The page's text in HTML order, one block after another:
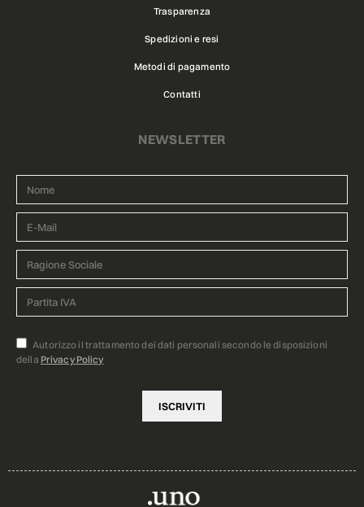
Trasparenza
Spedizioni e resi
Metodi di pagamento
Contatti
NEWSLETTER
Autorizzo il trattamento dei dati personali secondo le disposizioni
della Privacy Policy